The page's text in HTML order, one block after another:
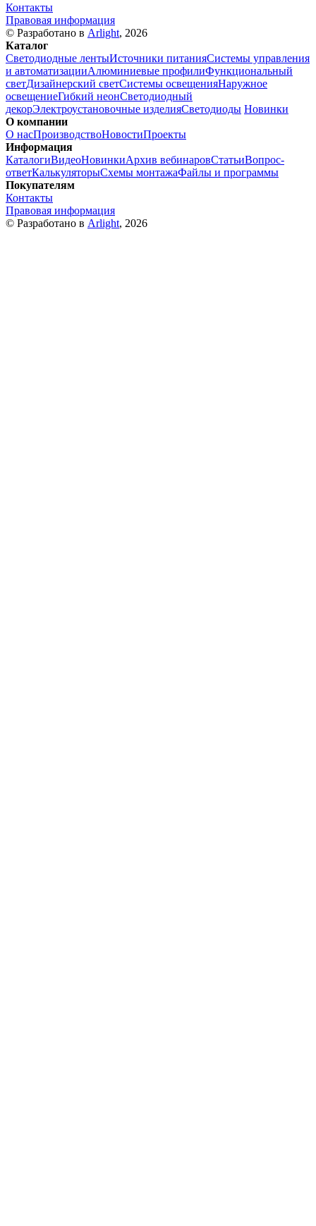
Контакты
Правовая информация
© Разработано в Arlight, 2026
Каталог
Светодиодные лентыИсточники питанияСистемы управления
и автоматизацииАлюминиевые профилиФункциональный
светДизайнерский светСистемы освещенияНаружное
освещениеГибкий неонСветодиодный
декорЭлектроустановочные изделияСветодиоды Новинки
О компании
О насПроизводствоНовостиПроекты
Информация
КаталогиВидеоНовинкиАрхив вебинаровСтатьиВопрос-
ответКалькуляторыСхемы монтажаФайлы и программы
Покупателям
Контакты
Правовая информация
© Разработано в Arlight, 2026